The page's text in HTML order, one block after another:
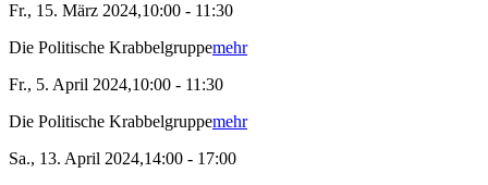
Fr., 15. März 2024,10:00 - 11:30
Die Politische Krabbelgruppemehr
Fr., 5. April 2024,10:00 - 11:30
Die Politische Krabbelgruppemehr
Sa., 13. April 2024,14:00 - 17:00